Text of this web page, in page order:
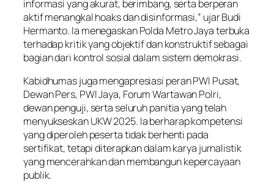
informasi yang akurat, berimbang, serta berperan
aktif menangkal hoaks dan disinformasi,” ujar Budi
Hermanto. Ia menegaskan Polda Metro Jaya terbuka
terhadap kritik yang objektif dan konstruktif sebagai
bagian dari kontrol sosial dalam sistem demokrasi.
Kabidhumas juga mengapresiasi peran PWI Pusat,
Dewan Pers, PWI Jaya, Forum Wartawan Polri,
dewan penguji, serta seluruh panitia yang telah
menyukseskan UKW 2025. Ia berharap kompetensi
yang diperoleh peserta tidak berhenti pada
sertifikat, tetapi diterapkan dalam karya jurnalistik
yang mencerahkan dan membangun kepercayaan
publik.